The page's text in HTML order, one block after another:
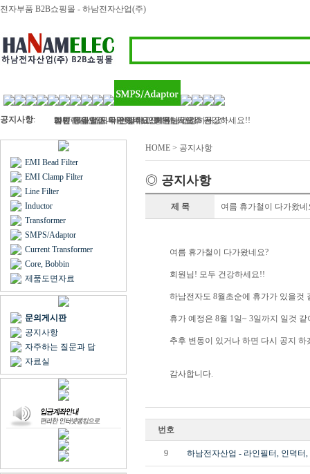
전자부품 B2B쇼핑몰 - 하남전자산업(주)
공지사항: 하남전자산업 - 라인필터, 인덕터, 트랜스 등..
2017 정유년 모두 건강하고 행복하세요
여름 휴가철이 다가왔네요? 회원님! 모두 건강하세요!!
벌써 11월 마지막주이네요..회원님 건강하세요!!
김민아님 입금 확인해주세요
EMI Bead Filter
EMI Clamp Filter
Line Filter
Inductor
Transformer
SMPS/Adaptor
Current Transformer
Core, Bobbin
제품도면자료
문의게시판
공지사항
자주하는 질문과 답
자료실
HOME > 공지사항
◎ 공지사항
제 목 여름 휴가철이 다가왔
여름 휴가철이 다가왔네요?
회원님! 모두 건강하세요!!
하남전자도 8월초순에 휴가가 있을것
휴가 예정은 8월 1일~ 3일까지 일것 같
추후 변동이 있거나 하면 다시 공지 하
감사합니다.
번호
9 하남전자산업 - 라인필터, 인덕터,